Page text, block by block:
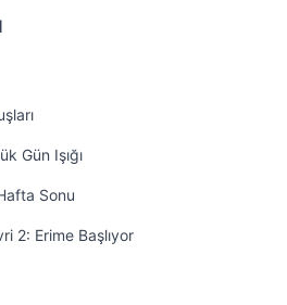
Gün Işığı
Sonu
2: Erime Başlıyor